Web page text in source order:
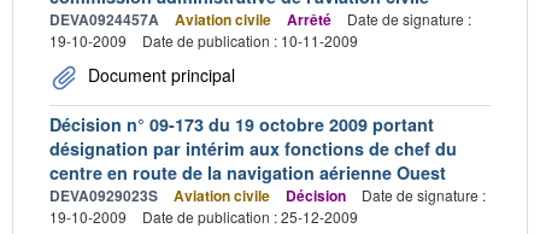
DEVA0924457A Aviation civile Arrêté
Date de signature :
19-10-2009
Date de publication : 10-11-2009
Document principal
Décision n° 09-173 du 19 octobre 2009 portant
désignation par intérim aux fonctions de chef du
centre en route de la navigation aérienne Ouest
DEVA0929023S Aviation civile Décision
Date de signature :
19-10-2009
Date de publication : 25-12-2009